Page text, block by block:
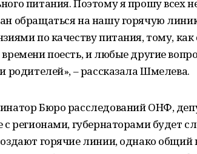
питания. Поэтому я прошу всех
обращаться на нашу горячую
по качеству питания, тому,
поесть, и любые другие
родителей», – рассказала Шмелева.
Бюро расследований ОНФ,
с регионами, губернаторами будет
горячие линии, однако общий